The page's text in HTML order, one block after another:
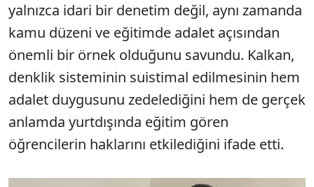
yalnızca idari bir denetim değil, aynı zamanda
kamu düzeni ve eğitimde adalet açısından
önemli bir örnek olduğunu savundu. Kalkan,
denklik sisteminin suistimal edilmesinin hem
adalet duygusunu zedelediğini hem de gerçek
anlamda yurtdışında eğitim gören
öğrencilerin haklarını etkilediğini ifade etti.